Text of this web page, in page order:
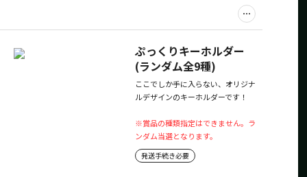
ぷっくりキーホルダー
(ランダム全9種)
ここでしか手に入らない、オリジナ
ルデザインのキーホルダーです！
※賞品の種類指定はできません。ラ
ンダム当選となります。
発送手続き必要